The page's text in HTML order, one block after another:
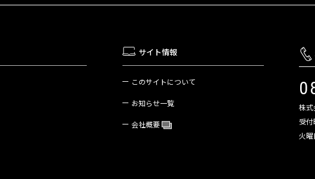
サイト情報
このサイトについて
お知らせ一覧
会社概要
株式
受付
火曜